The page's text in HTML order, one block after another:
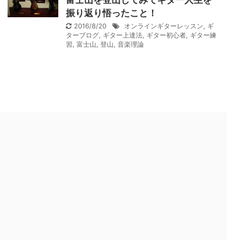
振り返り悟ったこと！
2016/8/20 オンラインギターレッスン, ギ
ターブログ, ギター上達法, ギター初心者, ギター練
習, 富士山, 登山, 音楽理論